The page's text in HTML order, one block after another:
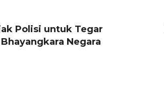
Polisi untuk Tegar
Negara